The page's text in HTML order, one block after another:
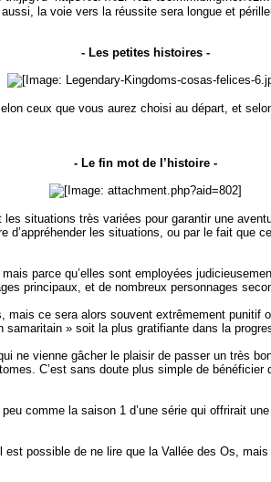
la voie vers la réussite sera longue et
- Les petites histoires -
ceux que vous aurez choisi au départ, et
- Le fin mot de l’histoire -
situations très variées pour garantir une
les situations, ou par le fait que
parce qu’elles sont employées
principaux, et de nombreux personnages
ce sera alors souvent extrêmement punitif
» soit la plus gratifiante dans la
ne vienne gâcher le plaisir de passer un très
C’est sans doute plus simple de
comme la saison 1 d’une série qui offrirait
possible de ne lire que la Vallée des Os,